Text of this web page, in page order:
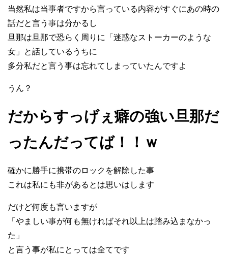
当然私は当事者ですから言っている内容がすぐにあの時の
話だと言う事は分かるし
旦那は旦那で恐らく周りに「迷惑なストーカーのような
女」と話しているうちに
多分私だと言う事は忘れてしまっていたんですよ
うん？
だからすっげぇ癖の強い旦那だ
ったんだってば！！ｗ
確かに勝手に携帯のロックを解除した事
これは私にも非があるとは思いはします
だけど何度も言いますが
「やましい事が何も無ければそれ以上は踏み込まなかっ
た」
と言う事が私にとっては全てです